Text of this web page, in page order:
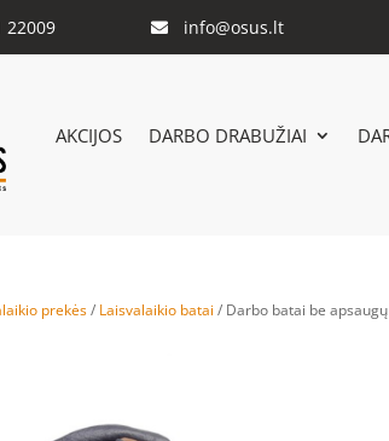
22009  info@osus.lt
AKCIJOS DARBO DRABUŽIAI
prekės/ Laisvalaikio batai / Darbo batai be apsaugų